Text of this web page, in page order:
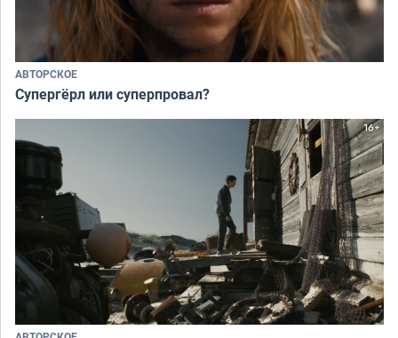
АВТОРСКОЕ
Супергёрл или суперпровал?